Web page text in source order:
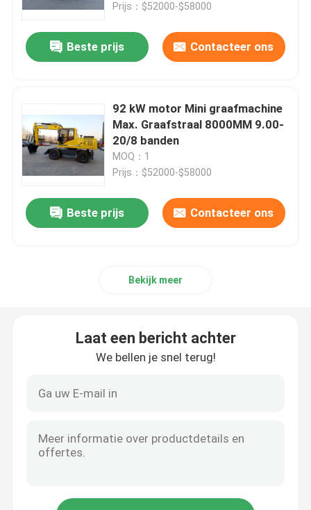
Over ons
Prijs：$52000-$58000
Beste prijs Contacteer ons
92 kW motor Mini graafmachine
Max. Graafstraal 8000MM 9.00-
20/8 banden
MOQ：1
Prijs：$52000-$58000
Beste prijs Contacteer ons
Bekijk meer
Laat een bericht achter
We bellen je snel terug!